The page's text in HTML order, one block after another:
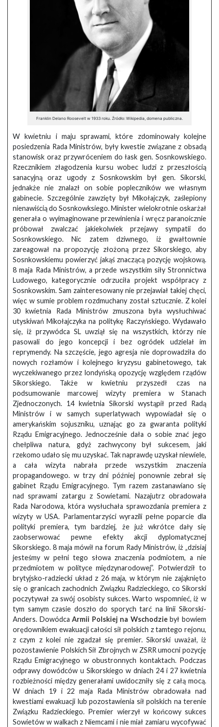
Franklin Delano Roosevelt w 1933 roku. Źródło: Wikipedia, domena publiczna.
W kwietniu i maju sprawami, które zdominowały kolejne
posiedzenia Rada Ministrów, były kwestie związane z obsadą
stanowisk oraz przywróceniem do łask gen. Sosnkowskiego.
Rzecznikiem złagodzenia kursu wobec ludzi z przeszłością
sanacyjną oraz ugody z Sosnkowskim był gen. Sikorski,
jednakże nie znalazł on sobie popleczników we własnym
gabinecie. Szczególnie zawzięty był Mikołajczyk, zaślepiony
nienawiścią do Sosnkowksiego. Minister wielokrotnie oskarżał
generała o wyimaginowane przewinienia i wręcz paranoicznie
próbował zwalczać jakiekolwiek przejawy sympatii do
Sosnkowskiego. Nic zatem dziwnego, iż gwałtownie
zareagował na propozycję złożoną przez Sikorskiego, aby
Sosnkowskiemu powierzyć jakąś znaczącą pozycję wojskową.
8 maja Rada Ministrów, a przede wszystkim siły Stronnictwa
Ludowego, kategorycznie odrzuciła projekt współpracy z
Sosnkowskim. Sam zainteresowany nie przejawiał takiej chęci,
więc w sumie problem rozdmuchany został sztucznie. Z kolei
30 kwietnia Rada Ministrów zmuszona była wysłuchiwać
utyskiwań Mikołajczyka na politykę Raczyńskiego. Wydawało
się, iż przywódca SL uwziął się na wszystkich, którzy nie
pasowali do jego koncepcji i bez ogródek udzielał im
reprymendy. Na szczęście, jego agresja nie doprowadziła do
nowych rozłamów i kolejnego kryzysu gabinetowego, tak
wyczekiwanego przez londyńską opozycję względem rządów
Sikorskiego. Także w kwietniu przyszedł czas na
podsumowanie marcowej wizyty premiera w Stanach
Zjednoczonych. 14 kwietnia Sikorski wystąpił przed Radą
Ministrów i w samych superlatywach wypowiadał się o
amerykańskim sojuszniku, uznając go za gwaranta polityki
Rządu Emigracyjnego. Jednocześnie dała o sobie znać jego
chełpliwa natura, gdyż zachwycony był sukcesem, jaki
rzekomo udało się mu uzyskać. Tak naprawdę uzyskał niewiele,
a cała wizyta nabrała przede wszystkim znaczenia
propagandowego. w trzy dni później ponownie zebrał się
gabinet Rządu Emigracyjnego. Tym razem zastanawiano się
nad sprawami zatargu z Sowietami. Nazajutrz obradowała
Rada Narodowa, która wysłuchała sprawozdania premiera z
wizyty w USA. Parlamentarzyści wyrazili pełne poparcie dla
polityki premiera, tym bardziej, że już wkrótce dały się
zaobserwować pewne efekty akcji dyplomatycznej
Sikorskiego. 8 maja mówił na forum Rady Ministrów, iż „dzisiaj
jesteśmy w pełni tego słowa znaczenia podmiotem, a nie
przedmiotem w polityce międzynarodowej”. Potwierdził to
brytyjsko-radziecki układ z 26 maja, w którym nie zająknięto
się o granicach zachodnich Związku Radzieckiego, co Sikorski
poczytywał za swój osobisty sukces. Warto wspomnieć, iż w
tym samym czasie doszło do sporych tarć na linii Sikorski-
Anders. DowódcaArmii Polskiej na Wschodziebył bowiem
orędownikiem ewakuacji całości sił polskich z tamtego rejonu,
z czym z kolei nie zgadzał się premier. Sikorski uważał, iż
pozostawienie Polskich Sił Zbrojnych w ZSRR umocni pozycję
Rządu Emigracyjnego w obustronnych kontaktach. Podczas
odprawy dowódców u Sikorskiego w dniach 24 i 27 kwietnia
rozbieżności między generałami uwidoczniły się z całą mocą.
W dniach 19 i 22 maja Rada Ministrów obradowała nad
kwestiami ewakuacji lub pozostawienia sił polskich na terenie
Związku Radzieckiego. Premier wierzył w końcowy sukces
Sowietów w walkach z Niemcami i nie miał zamiaru wycofywać